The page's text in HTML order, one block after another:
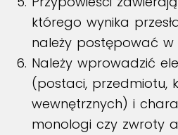
którego wynika
należy postępować w
Należy wprowadzić
(postaci, przedmiotu,
wewnętrznych) i
monologi czy zwroty